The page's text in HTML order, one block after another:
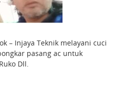
– Injaya Teknik melayani cuci
pasang ac untuk
Dll.